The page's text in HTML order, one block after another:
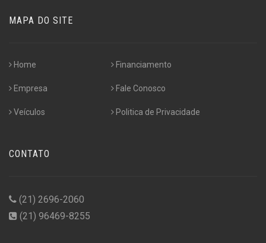
MAPA DO SITE
Home
Empresa
Veículos
Financiamento
Fale Conosco
Politica de Privacidade
CONTATO
(21) 2696-2060
(21) 96469-8255